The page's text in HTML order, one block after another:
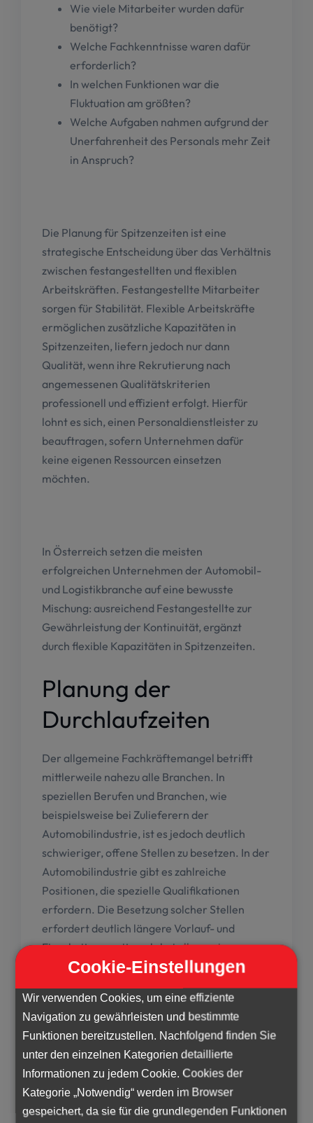
Cookie-Einstellungen
Wir verwenden Cookies, um eine effiziente
Navigation zu gewährleisten und bestimmte
Funktionen bereitzustellen. Nachfolgend finden Sie
unter den einzelnen Kategorien detaillierte
Informationen zu jedem Cookie. Cookies der
Kategorie „Notwendig“ werden im Browser
gespeichert, da sie für die grundlegenden Funktionen
Wie viele Mitarbeiter wurden dafür
benötigt?
Welche Fachkenntnisse waren dafür
erforderlich?
In welchen Funktionen war die
Fluktuation am größten?
Welche Aufgaben nahmen aufgrund der
Unerfahrenheit des Personals mehr Zeit
in Anspruch?
Die Planung für Spitzenzeiten ist eine
strategische Entscheidung über das Verhältnis
zwischen festangestellten und flexiblen
Arbeitskräften. Festangestellte Mitarbeiter
sorgen für Stabilität. Flexible Arbeitskräfte
ermöglichen zusätzliche Kapazitäten in
Spitzenzeiten, liefern jedoch nur dann
Qualität, wenn ihre Rekrutierung nach
angemessenen Qualitätskriterien
professionell und effizient erfolgt. Hierfür
lohnt es sich, einen Personaldienstleister zu
beauftragen, sofern Unternehmen dafür
keine eigenen Ressourcen einsetzen
möchten.
In Österreich setzen die meisten
erfolgreichen Unternehmen der Automobil-
und Logistikbranche auf eine bewusste
Mischung: ausreichend Festangestellte zur
Gewährleistung der Kontinuität, ergänzt
durch flexible Kapazitäten in Spitzenzeiten.
Planung der
Durchlaufzeiten
Der allgemeine Fachkräftemangel betrifft
mittlerweile nahezu alle Branchen. In
speziellen Berufen und Branchen, wie
beispielsweise bei Zulieferern der
Automobilindustrie, ist es jedoch deutlich
schwieriger, offene Stellen zu besetzen. In der
Automobilindustrie gibt es zahlreiche
Positionen, die spezielle Qualifikationen
erfordern. Die Besetzung solcher Stellen
erfordert deutlich längere Vorlauf- und
Einarbeitungszeiten als bei allgemeinen
Tätigkeiten.
Die Zahl der Personen, die über solche
Qualifikationen verfügen und aktiv nach einer
Stelle suchen, ist in Österreich oft sehr
gering. In solchen Fällen kann es sich lohnen,
die Möglichkeiten eines